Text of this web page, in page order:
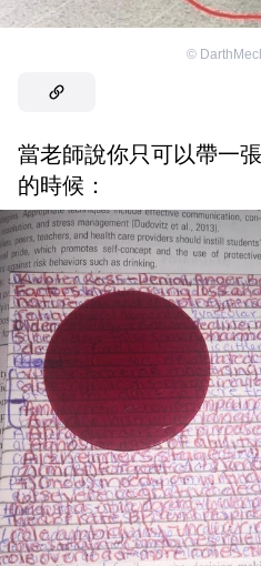
©
當老師說你只可以帶一
的時候：